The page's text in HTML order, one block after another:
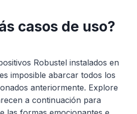
casos de uso?
Robustel instalados en
imposible abarcar todos los
anteriormente. Explore
a continuación para